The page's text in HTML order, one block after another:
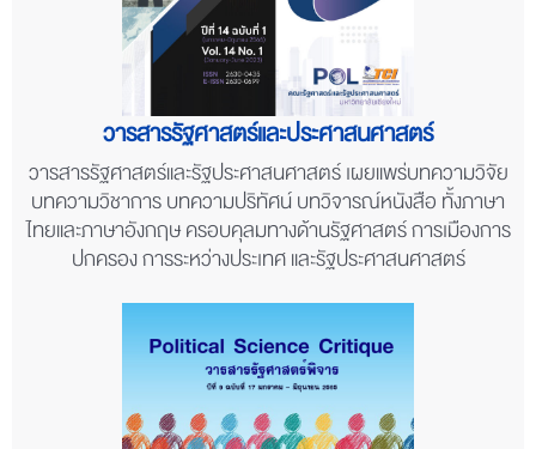
วารสารรัฐศาสตร์และประศาสนศาสตร์
วารสารรัฐศาสตร์และรัฐประศาสนศาสตร์ เผยแพร่บทความวิจัย
บทความวิชาการ บทความปริทัศน์ บทวิจารณ์หนังสือ ทั้งภาษา
ไทยและภาษาอังกฤษ ครอบคุลมทางด้านรัฐศาสตร์ การเมืองการ
ปกครอง การระหว่างประเทศ และรัฐประศาสนศาสตร์